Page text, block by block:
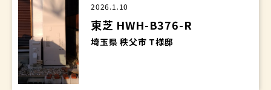
2026.1.10
東芝 HWH-B376-R
埼玉県 秩父市 T様邸